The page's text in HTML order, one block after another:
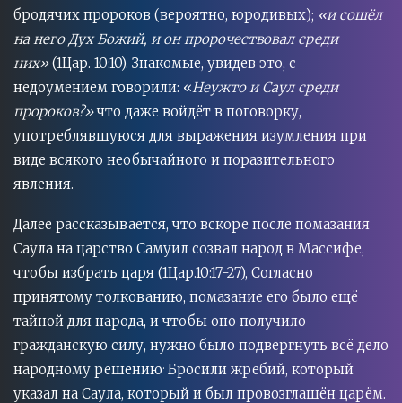
бродячих пророков (вероятно, юродивых); «и сошёл
на него Дух Божий, и он пророчествовал среди
них»(1Цар. 10:10). Знакомые, увидев это, с
недоумением говорили: «Неужто и Саул среди
пророков?»что даже войдёт в поговорку,
употреблявшуюся для выражения изумления при
виде всякого необычайного и поразительного
явления.
Далее рассказывается, что вскоре после помазания
Саула на царство Самуил созвал народ в Массифе,
чтобы избрать царя (1Цар.10:17-27), Согласно
принятому толкованию, помазание его было ещё
тайной для народа, и чтобы оно получило
гражданскую силу, нужно было подвергнуть всё дело
народному решению. Бросили жребий, который
указал на Саула, который и был провозглашён царём.